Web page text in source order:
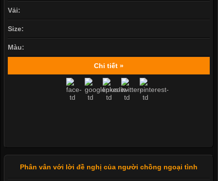
Vải:
Size:
Màu:
Chi tiết »
Phân vân với lời đề nghị của người chồng ngoại tình